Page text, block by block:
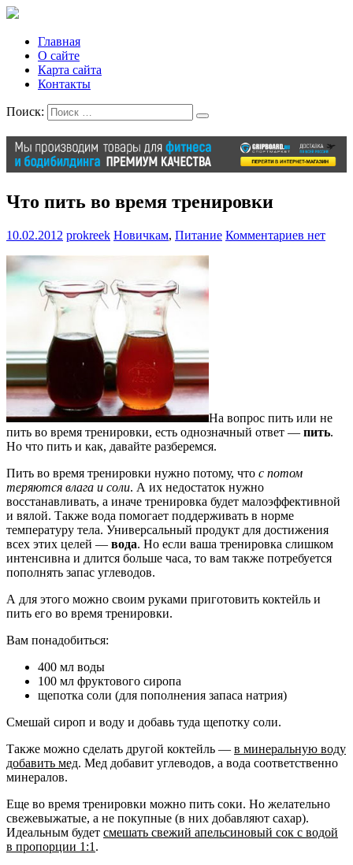
Главная
О сайте
Карта сайта
Контакты
Поиск:
Что пить во время тренировки
10.02.2012 prokreek Новичкам, Питание Комментариев нет
На вопрос пить или не
пить во время тренировки, есть однозначный ответ — пить.
Но что пить и как, давайте разберемся.
Пить во время тренировки нужно потому, что с потом
теряются влага и соли. А их недостаток нужно
восстанавливать, а иначе тренировка будет малоэффективной
и вялой. Также вода помогает поддерживать в норме
температуру тела. Универсальный продукт для достижения
всех этих целей — вода. Но если ваша тренировка слишком
интенсивна и длится больше часа, то вам также потребуется
пополнять запас углеводов.
А для этого можно своим руками приготовить коктейль и
пить его во время тренировки.
Вам понадобиться:
400 мл воды
100 мл фруктового сиропа
щепотка соли (для пополнения запаса натрия)
Смешай сироп и воду и добавь туда щепотку соли.
Также можно сделать другой коктейль — в минеральную воду
добавить мед. Мед добавит углеводов, а вода соответственно
минералов.
Еще во время тренировки можно пить соки. Но желательно
свежевыжатые, а не покупные (в них добавляют сахар).
Идеальным будет смешать свежий апельсиновый сок с водой
в пропорции 1:1 .